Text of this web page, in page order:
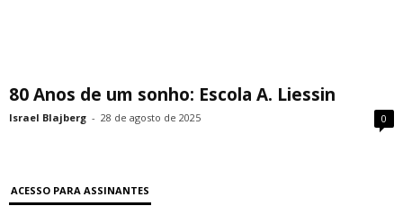
80 Anos de um sonho: Escola A. Liessin
Israel Blajberg - 28 de agosto de 2025 0
ACESSO PARA ASSINANTES